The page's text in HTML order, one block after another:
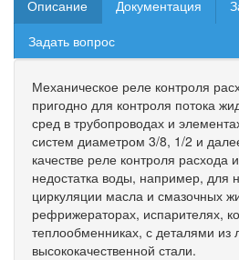
Описание Документация
Задать вопрос
Механическое реле контроля
пригодно для контроля потока
сред в трубопроводах и
систем диаметром 3/8, 1/2 и
качестве реле контроля расхода
недостатка воды, например, для
циркуляции масла и смазочных
рефрижераторах, испарителях,
теплообменниках, с деталями из
высококачественной стали.